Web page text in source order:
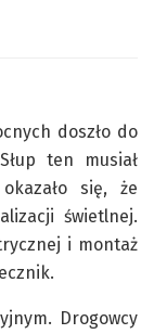
doszło do
ten musiał
się, że
świetlnej.
i montaż
Drogowcy